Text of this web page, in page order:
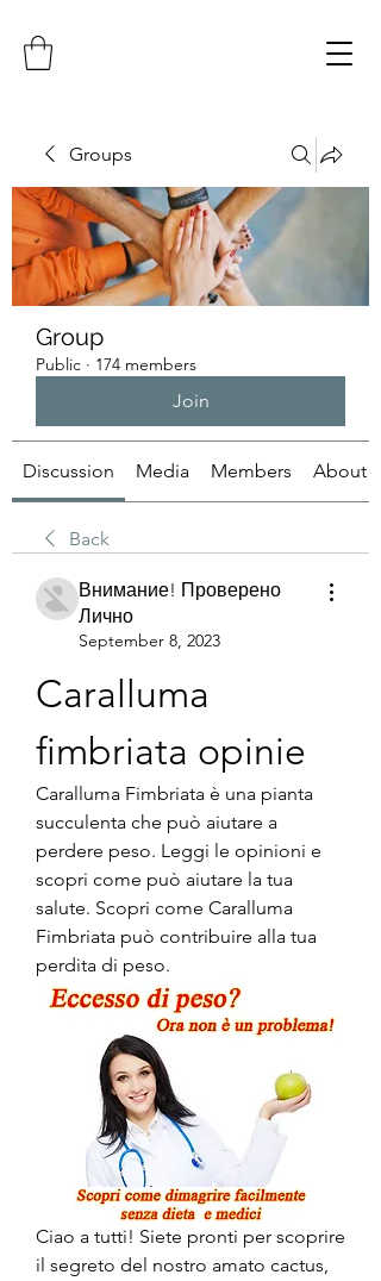
Groups
Group
Public · 174 members
Join
Discussion Media Members About
Back
Внимание! Проверено
Лично
September 8, 2023
Caralluma
fimbriata opinie
Caralluma Fimbriata è una pianta
succulenta che può aiutare a
perdere peso. Leggi le opinioni e
scopri come può aiutare la tua
salute. Scopri come Caralluma
Fimbriata può contribuire alla tua
perdita di peso.
Ciao a tutti! Siete pronti per scoprire
il segreto del nostro amato cactus,